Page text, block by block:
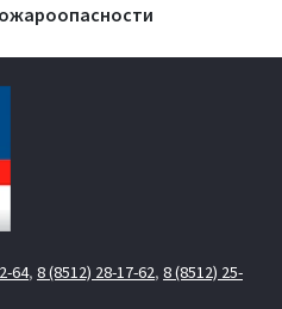
64, 8 (8512) 28-17-62, 8 (8512) 25-